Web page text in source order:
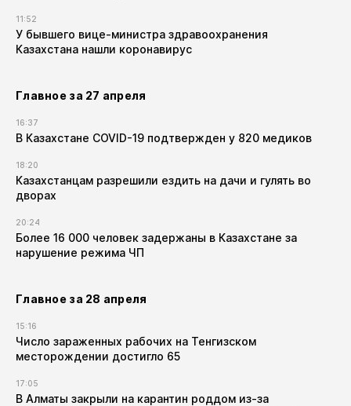
11:52
У бывшего вице-министра здравоохранения
Казахстана нашли коронавирус
Главное за 27 апреля
16:37
В Казахстане COVID-19 подтвержден у 820 медиков
18:20
Казахстанцам разрешили ездить на дачи и гулять во
дворах
20:24
Более 16 000 человек задержаны в Казахстане за
нарушение режима ЧП
Главное за 28 апреля
15:16
Число зараженных рабочих на Тенгизском
месторождении достигло 65
17:05
В Алматы закрыли на карантин роддом из-за